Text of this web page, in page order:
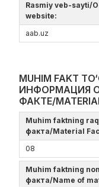
Rasmiy veb-sayti/
website:
aаb.uz
MUHIM FAKT
ИНФОРМАЦИЯ
ФАКТЕ/
Muhim faktning
факта/Material
08
Muhim faktning
факта/Name of